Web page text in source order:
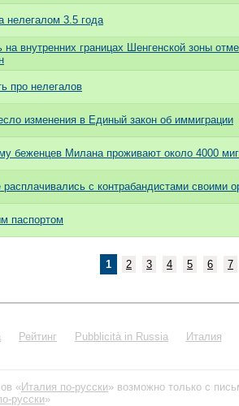
нелегалом 3.5 года
на внутренних границах Шенгенской зоны
про нелегалов
изменения в Единый закон об иммиграции
беженцев Милана проживают около 4000
с контрабандистами своими
паспортом
1 2 3 4 5 6 7
Рейтинг Pubblicità in Russia Италия
«Италия по-русски» возможно только с
русски»